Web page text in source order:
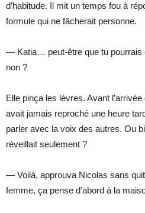
d’habitude. Il mit un temps fou à
formule qui ne fâcherait personne.
— Katia… peut-être que tu pourrais
non ?
Elle pinça les lèvres. Avant
avait jamais reproché une heure
parler avec la voix des autres. Ou
réveillait seulement ?
— Voilà, approuva Nicolas sans
femme, ça pense d’abord à la